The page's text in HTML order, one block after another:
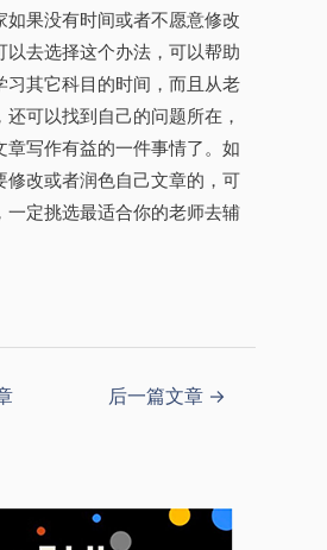
如果没有时间或者不愿意修改
以去选择这个办法，可以帮助
习其它科目的时间，而且从老
可以找到自己的问题所在，
章写作有益的一件事情了。如
修改或者润色自己文章的，可
一定挑选最适合你的老师去辅
后一篇文章 →